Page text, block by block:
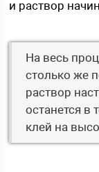
и раствор
На весь
столько же
раствор
останется в
клей на